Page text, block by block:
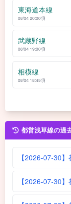
東海道本線
08/04 20:00頃
武蔵野線
08/04 19:00頃
相模線
08/04 18:45頃
都営浅草線の過
【2026-07-30
【2026-07-30